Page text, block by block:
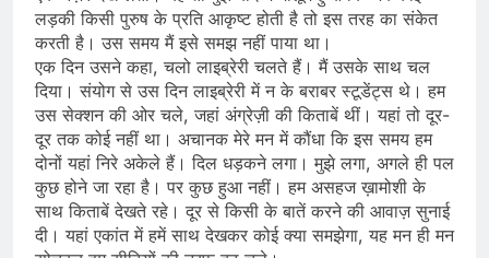
लड़की किसी पुरुष के प्रति आकृष्ट होती है तो इस तरह का संकेत
करती है। उस समय मैं इसे समझ नहीं पाया था।
एक दिन उसने कहा, चलो लाइब्रेरी चलते हैं। मैं उसके साथ चल
दिया। संयोग से उस दिन लाइब्रेरी में न के बराबर स्टूडेंट्स थे। हम
उस सेक्शन की ओर चले, जहां अंग्रेज़ी की किताबें थीं। यहां तो दूर-
दूर तक कोई नहीं था। अचानक मेरे मन में कौंधा कि इस समय हम
दोनों यहां निरे अकेले हैं। दिल धड़कने लगा। मुझे लगा, अगले ही पल
कुछ होने जा रहा है। पर कुछ हुआ नहीं। हम असहज ख़ामोशी के
साथ किताबें देखते रहे। दूर से किसी के बातें करने की आवाज़ सुनाई
दी। यहां एकांत में हमें साथ देखकर कोई क्या समझेगा, यह मन ही मन